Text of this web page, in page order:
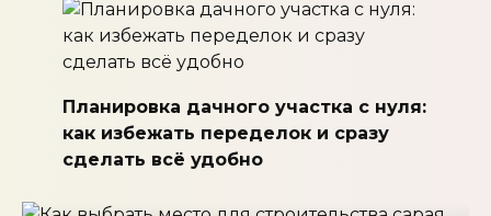
Планировка дачного участка с нуля:
как избежать переделок и сразу
сделать всё удобно